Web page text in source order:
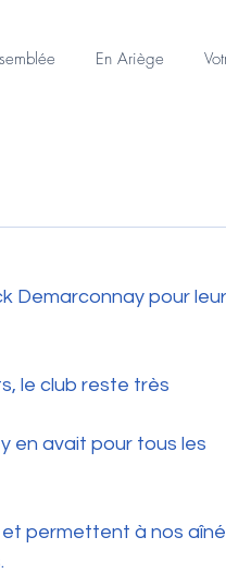
En Ariège
Demarconnay pour leur
le club reste très
en avait pour tous les
permettent à nos